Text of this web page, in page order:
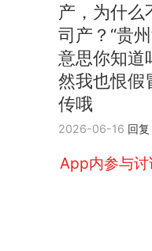
产，为什么
司产？“贵
意思你知道
然我也恨假
传哦
2026-06-16 回复
App内参与讨